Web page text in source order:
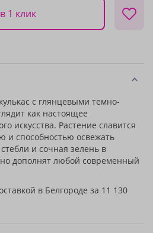
1 клик
с глянцевыми темно-
как настоящее
искусства. Растение славится
и способностью освежать
и сочная зелень в
дополнят любой современный
в Белгороде за 11 130